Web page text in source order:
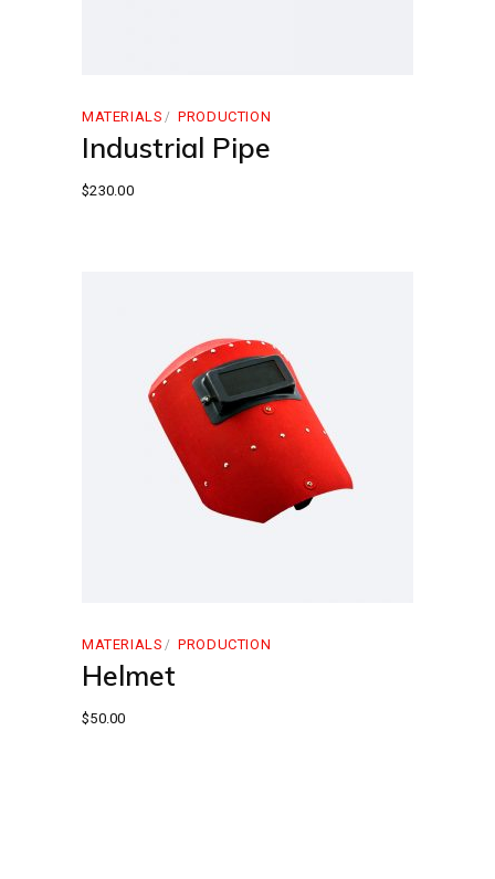
MATERIALS PRODUCTION
Industrial Pipe
$230.00
MATERIALS PRODUCTION
Helmet
$50.00